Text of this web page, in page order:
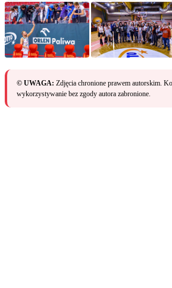
© UWAGA: Zdjęcia chronione prawem autorskim.
wykorzystywanie bez zgody autora zabronione.